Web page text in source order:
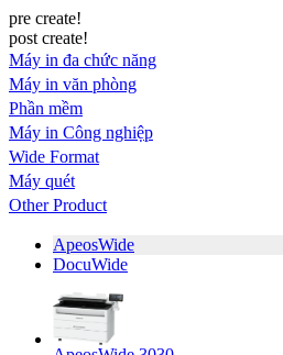
pre create!
post create!
Máy in đa chức năng
Máy in văn phòng
Phần mềm
Máy in Công nghiệp
Wide Format
Máy quét
Other Product
ApeosWide
DocuWide